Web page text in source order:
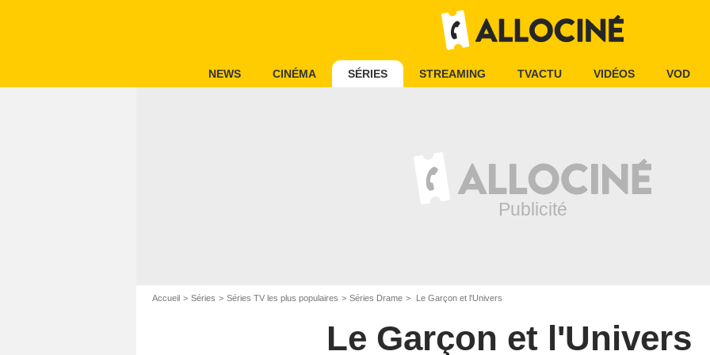
NEWS CINÉMA SÉRIES STREAMING TVACTU VIDÉOS VOD
Accueil Séries Séries TV les plus populaires Séries Drame Le Garçon et l'Univers
Le Garçon et l'Univers